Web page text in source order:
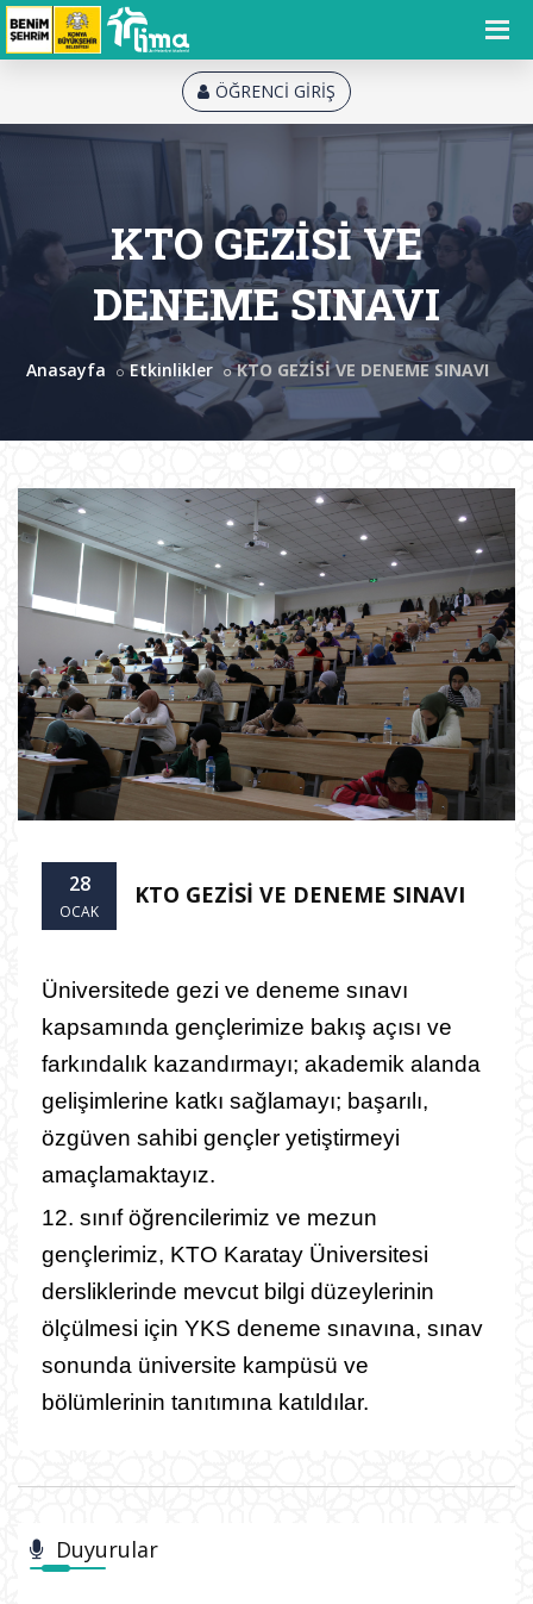
ÖĞRENCİ GİRİŞ
KTO GEZİSİ VE
DENEME SINAVI
Anasayfa Etkinlikler KTO GEZİSİ VE DENEME SINAVI
28
OCAK
KTO GEZİSİ VE DENEME SINAVI
Üniversitede gezi ve deneme sınavı
kapsamında gençlerimize bakış açısı ve
farkındalık kazandırmayı; akademik alanda
gelişimlerine katkı sağlamayı; başarılı,
özgüven sahibi gençler yetiştirmeyi
amaçlamaktayız.
12. sınıf öğrencilerimiz ve mezun
gençlerimiz, KTO Karatay Üniversitesi
dersliklerinde mevcut bilgi düzeylerinin
ölçülmesi için YKS deneme sınavına, sınav
sonunda üniversite kampüsü ve
bölümlerinin tanıtımına katıldılar.
Duyurular